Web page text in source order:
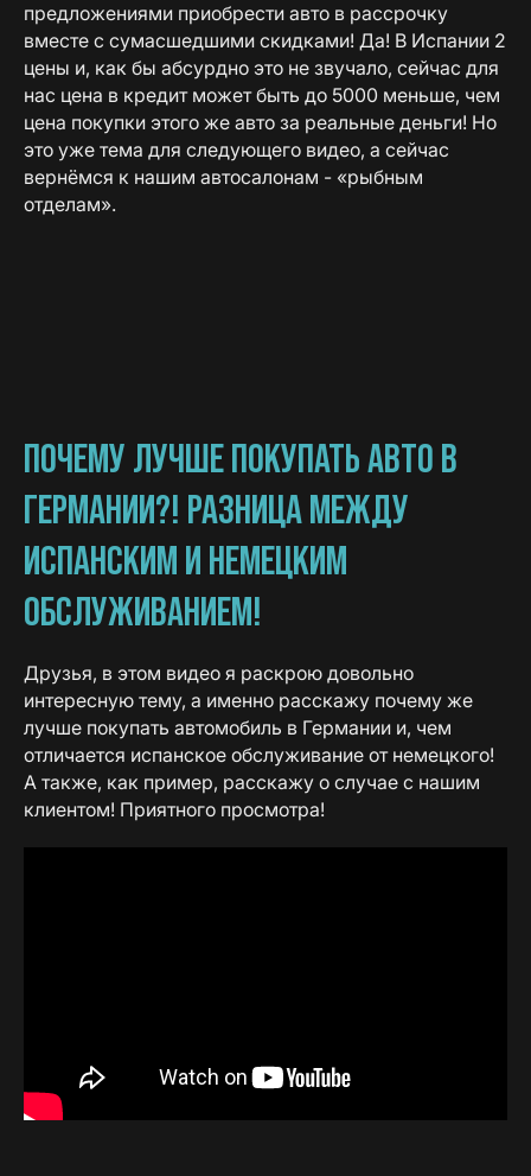
предложениями приобрести авто в рассрочку
вместе с сумасшедшими скидками! Да! В Испании 2
цены и, как бы абсурдно это не звучало, сейчас для
нас цена в кредит может быть до 5000 меньше, чем
цена покупки этого же авто за реальные деньги! Но
это уже тема для следующего видео, а сейчас
вернёмся к нашим автосалонам - «рыбным
отделам».
ПОЧЕМУ ЛУЧШЕ ПОКУПАТЬ АВТО В
ГЕРМАНИИ?! РАЗНИЦА МЕЖДУ
ИСПАНСКИМ И НЕМЕЦКИМ
ОБСЛУЖИВАНИЕМ!
Друзья, в этом видео я раскрою довольно
интересную тему, а именно расскажу почему же
лучше покупать автомобиль в Германии и, чем
отличается испанское обслуживание от немецкого!
А также, как пример, расскажу о случае с нашим
клиентом! Приятного просмотра!